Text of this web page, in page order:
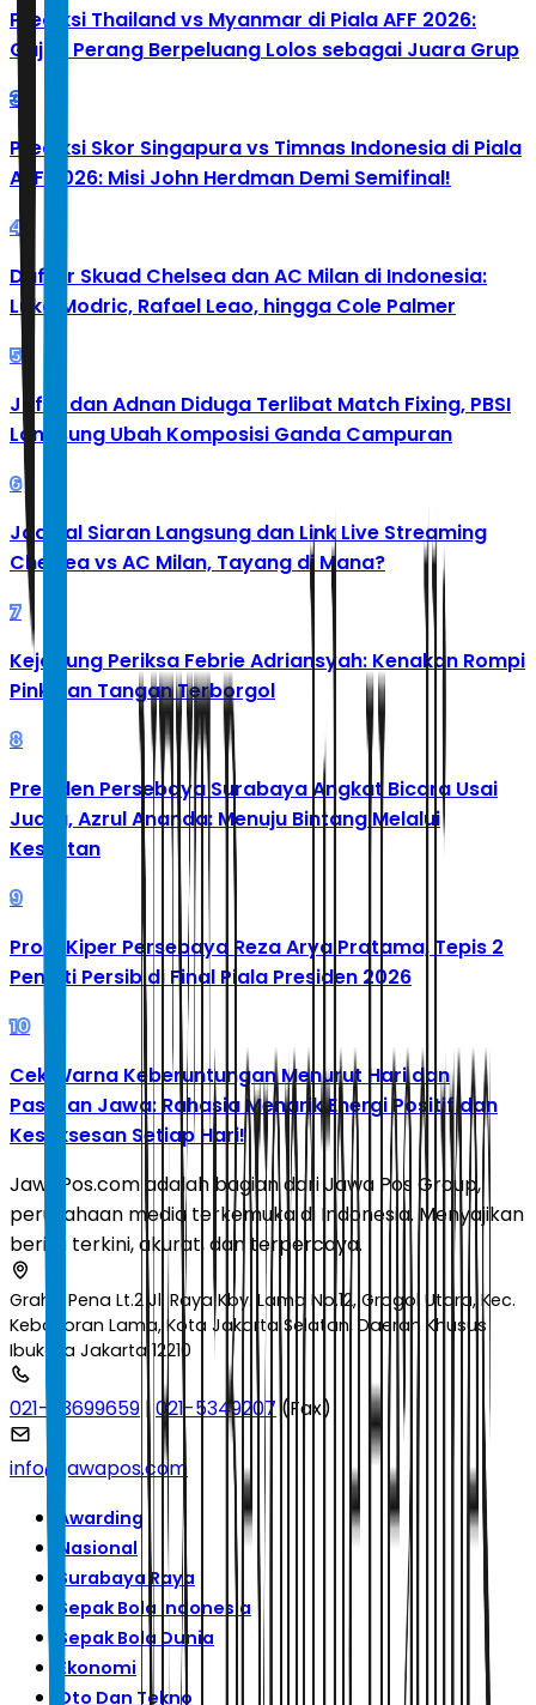
Prediksi Thailand vs Myanmar di Piala AFF 2026:
Gajah Perang Berpeluang Lolos sebagai Juara Grup
3
Prediksi Skor Singapura vs Timnas Indonesia di Piala
AFF 2026: Misi John Herdman Demi Semifinal!
4
Daftar Skuad Chelsea dan AC Milan di Indonesia:
Luka Modric, Rafael Leao, hingga Cole Palmer
5
Jafar dan Adnan Diduga Terlibat Match Fixing, PBSI
Langsung Ubah Komposisi Ganda Campuran
6
Jadwal Siaran Langsung dan Link Live Streaming
Chelsea vs AC Milan, Tayang di Mana?
7
Kejagung Periksa Febrie Adriansyah: Kenakan Rompi
Pink dan Tangan Terborgol
8
Presiden Persebaya Surabaya Angkat Bicara Usai
Juara, Azrul Ananda: Menuju Bintang Melalui
Kesulitan
9
Profil Kiper Persebaya Reza Arya Pratama, Tepis 2
Penalti Persib di Final Piala Presiden 2026
10
Cek Warna Keberuntungan Menurut Hari dan
Pasaran Jawa: Rahasia Menarik Energi Positif dan
Kesuksesan Setiap Hari!
JawaPos.com adalah bagian dari Jawa Pos Group,
perusahaan media terkemuka di Indonesia. Menyajikan
berita terkini, akurat, dan terpercaya.
Graha Pena Lt.2 Jl. Raya Kby. Lama No.12, Grogol Utara, Kec.
Kebayoran Lama, Kota Jakarta Selatan, Daerah Khusus
Ibukota Jakarta 12210
021-53699659 |021-5349207(Fax)
info@jawapos.com
Awarding
Nasional
Surabaya Raya
Sepak Bola Indonesia
Sepak Bola Dunia
Ekonomi
Oto Dan Tekno